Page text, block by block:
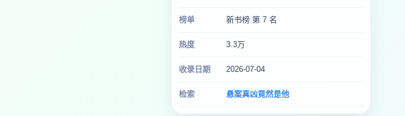
榜单 新书榜 第 7 名
热度 3.3万
收录日期 2026-07-04
检索 悬案真凶竟然是他